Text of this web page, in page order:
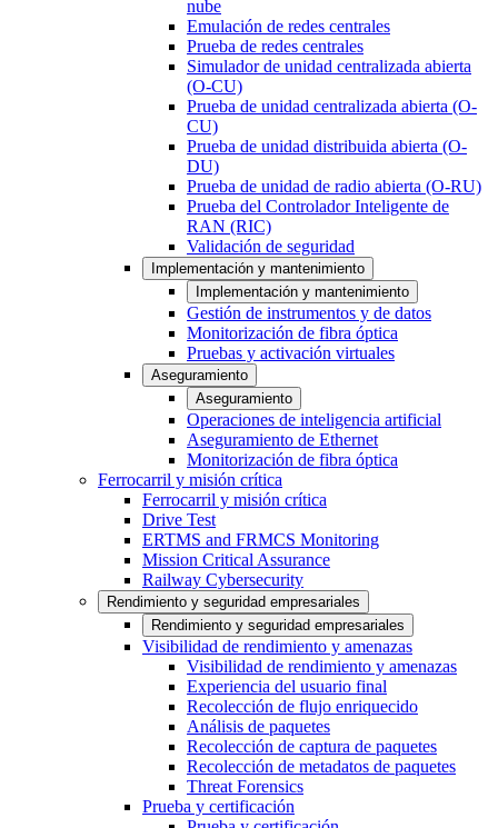
nube
Emulación de redes centrales
Prueba de redes centrales
Simulador de unidad centralizada abierta
(O-CU)
Prueba de unidad centralizada abierta (O-
CU)
Prueba de unidad distribuida abierta (O-
DU)
Prueba de unidad de radio abierta (O-RU)
Prueba del Controlador Inteligente de
RAN (RIC)
Validación de seguridad
Implementación y mantenimiento
Implementación y mantenimiento
Gestión de instrumentos y de datos
Monitorización de fibra óptica
Pruebas y activación virtuales
Aseguramiento
Aseguramiento
Operaciones de inteligencia artificial
Aseguramiento de Ethernet
Monitorización de fibra óptica
Ferrocarril y misión crítica
Ferrocarril y misión crítica
Drive Test
ERTMS and FRMCS Monitoring
Mission Critical Assurance
Railway Cybersecurity
Rendimiento y seguridad empresariales
Rendimiento y seguridad empresariales
Visibilidad de rendimiento y amenazas
Visibilidad de rendimiento y amenazas
Experiencia del usuario final
Recolección de flujo enriquecido
Análisis de paquetes
Recolección de captura de paquetes
Recolección de metadatos de paquetes
Threat Forensics
Prueba y certificación